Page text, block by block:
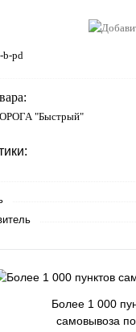
b-pd
"Быстрый"
Более 1 000
самовывоза